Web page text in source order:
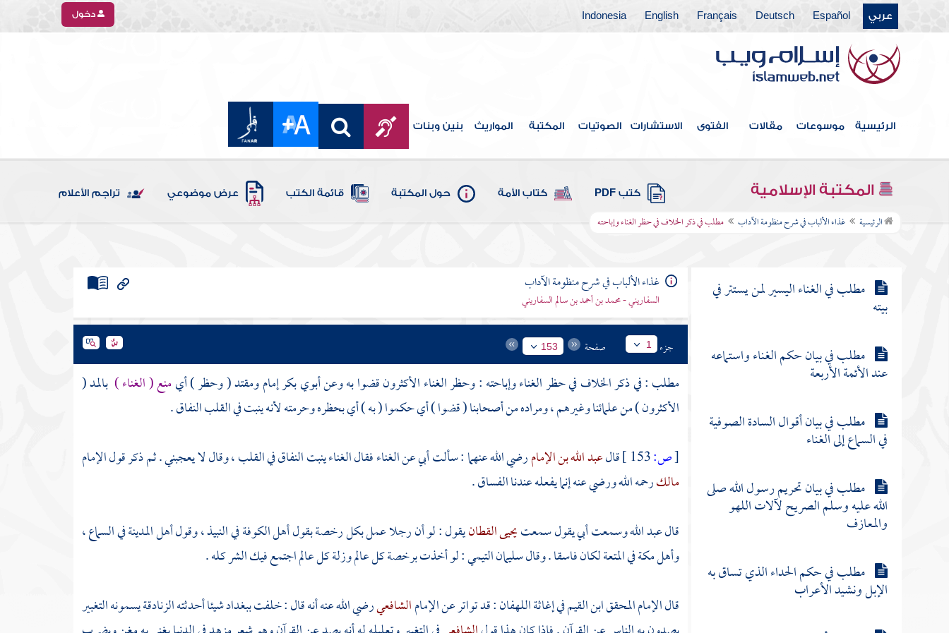
عربي Español
Deutsch
Français
English
Indonesia دخول
الرئيسية موسوعات مقالات الفتوى الاستشارات الصوتيات المكتبة المواريث بنين وبنات
المكتبة الإسلامية كتب PDF كتاب الأمة حول المكتبة قائمة الكتب عرض موضوعي تراجم الأعلام
الرئيسية غذاء الألباب في شرح منظومة الآداب مطلب في ذكر الخلاف في حظر الغناء وإباحته
فيهما
مطلب في قوله صلى الله عليه وسلم لا يصلح
الكذب إلا في ثلاث
مطلب في حكم المطرب كالطنبور
والعود
مطلب في ذكر الخلاف في حظر الغناء
مطلب في الغناء اليسير لمن يستتر في
بيته
مطلب في بيان حكم الغناء واستماعه
عند الأئمة الأربعة
مطلب في بيان أقوال السادة الصوفية
في السماع إلى الغناء
مطلب في بيان تحريم رسول الله صلى
الله عليه وسلم الصريح لآلات اللهو
والمعازف
مطلب في حكم الحداء الذي تساق به
الإبل ونشيد الأعراب
غذاء الألباب في شرح منظومة الآداب
السفاريني - محمد بن أحمد بن سالم السفاريني
جزء 1 صفحة 153
مطلب : في ذكر الخلاف في حظر الغناء وإباحته : وحظر الغناء الأكثرون قضوا به وعن أبوي بكر إمام ومقتد ( وحظر ) أيمنع ( الغناء ) بالمد (
الأكثرون ) من علمائنا وغيرهم ، ومراده من أصحابنا ( قضوا ) أي حكموا ( به ) أي بحظره وحرمته لأنه ينبت في القلب النفاق .
[ص: قالعبد الله بن الإمامرضي الله عنهما : سألت أبي عن الغناء فقال الغناء ينبت النفاق في القلب ، وقال لا يعجبني . ثم ذكر قول الإمام
مالكرحمه الله ورضي عنه إنما يفعله عندنا الفساق .
قالعبد اللهوسمعت أبي يقول سمعتيحيى القطانيقول : لو أن رجلا عمل بكل رخصة بقول أهلالكوفةفي النبيذ ، وقول أهلالمدينةفي السماع ،
وأهلمكةفي المتعة لكان فاسقا . وقالسليمان التيمي: لو أخذت برخصة كل عالم وزلة كل عالم اجتمع فيك الشر كله .
قال الإمام المحققابن القيمفي إغاثة اللهفان : قد تواتر عن الإمامالشافعيرضي الله عنه أنه قال : خلفتببغدادشيئا أحدثته الزنادقة يسمونه التغبير